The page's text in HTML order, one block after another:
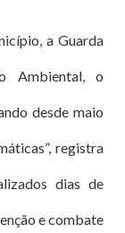
a Guarda
Ambiental, o
desde maio
registra
dias de
e combate